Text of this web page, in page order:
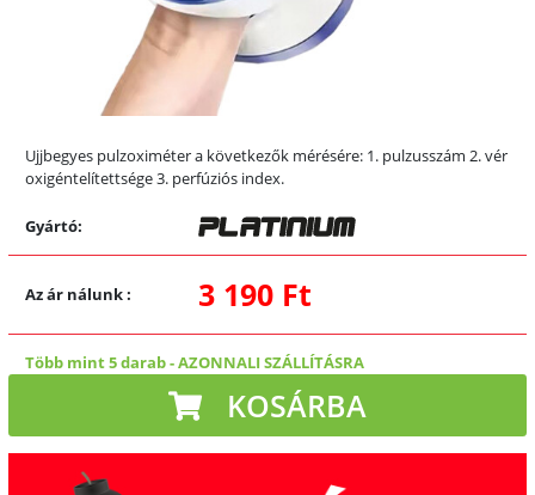
Ujjbegyes pulzoximéter a következők mérésére: 1. pulzusszám 2. vér
oxigéntelítettsége 3. perfúziós index.
Gyártó:
Az ár nálunk: 3 190 Ft
Több mint 5 darab-AZONNALI SZÁLLÍTÁSRA
KOSÁRBA